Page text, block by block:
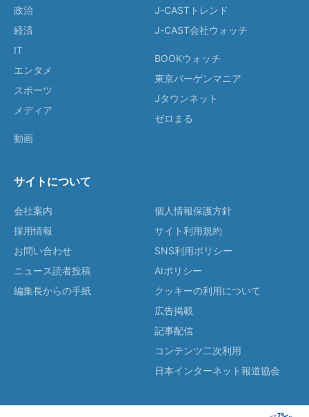
政治
経済
IT
エンタメ
スポーツ
メディア
動画
J-CASTトレンド
J-CAST会社ウォッチ
BOOKウォッチ
東京バーゲンマニア
Jタウンネット
ゼロまる
サイトについて
会社案内
採用情報
お問い合わせ
ニュース読者投稿
編集長からの手紙
個人情報保護方針
サイト利用規約
SNS利用ポリシー
AIポリシー
クッキーの利用について
広告掲載
記事配信
コンテンツ二次利用
日本インターネット報道協会